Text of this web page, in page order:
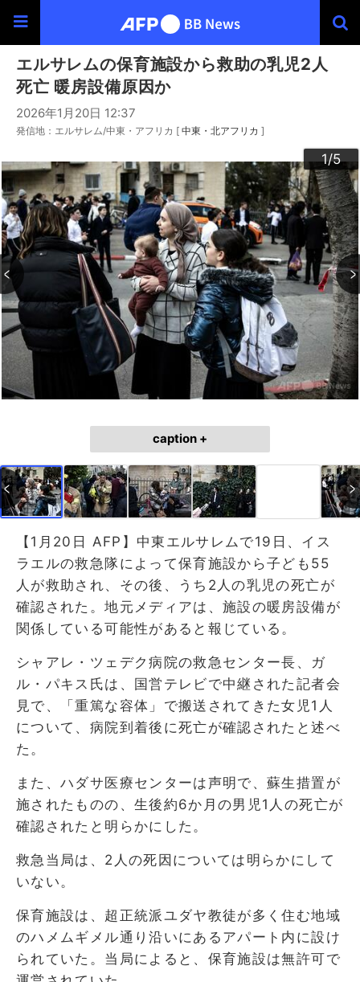
エルサレムの保育施設から救助の乳児2人
死亡 暖房設備原因か
2026年1月20日 12:37
発信地：エルサレム/中東・アフリカ [ 中東・北アフリカ ]
1/5
2/5
3/5
4/5
5/5
caption +
【1月20日 AFP】中東エルサレムで19日、イス
ラエルの救急隊によって保育施設から子ども55
人が救助され、その後、うち2人の乳児の死亡が
確認された。地元メディアは、施設の暖房設備が
関係している可能性があると報じている。
シャアレ・ツェデク病院の救急センター長、ガ
ル・パキス氏は、国営テレビで中継された記者会
見で、「重篤な容体」で搬送されてきた女児1人
について、病院到着後に死亡が確認されたと述べ
た。
また、ハダサ医療センターは声明で、蘇生措置が
施されたものの、生後約6か月の男児1人の死亡が
確認されたと明らかにした。
救急当局は、2人の死因については明らかにして
いない。
保育施設は、超正統派ユダヤ教徒が多く住む地域
のハメムギメル通り沿いにあるアパート内に設け
られていた。当局によると、保育施設は無許可で